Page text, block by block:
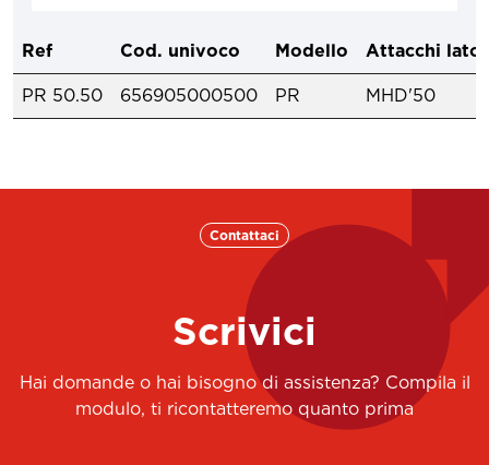
Ref Cod. univoco Modello Attacchi lato
PR 50.50 656905000500 PR MHD'50
Contattaci
Scrivici
Hai domande o hai bisogno di assistenza? Compila il
modulo, ti ricontatteremo quanto prima